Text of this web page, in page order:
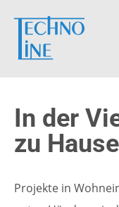
In der
zu Hause
Projekte in